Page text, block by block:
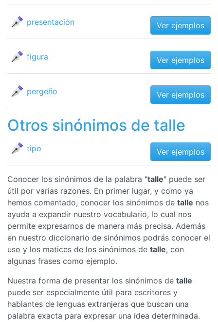
presentación Ver ejemplos
figura Ver ejemplos
pergeño Ver ejemplos
Otros sinónimos de talle
tipo Ver ejemplos
Conocer los sinónimos de la palabra "talle" puede ser
útil por varias razones. En primer lugar, y como ya
hemos comentado, conocer los sinónimos de talle nos
ayuda a expandir nuestro vocabulario, lo cual nos
permite expresarnos de manera más precisa. Además
en nuestro diccionario de sinónimos podrás conocer el
uso y los matices de los sinónimos de talle, con
algunas frases como ejemplo.
Nuestra forma de presentar los sinónimos de talle
puede ser especialmente útil para escritores y
hablantes de lenguas extranjeras que buscan una
palabra exacta para expresar una idea determinada.